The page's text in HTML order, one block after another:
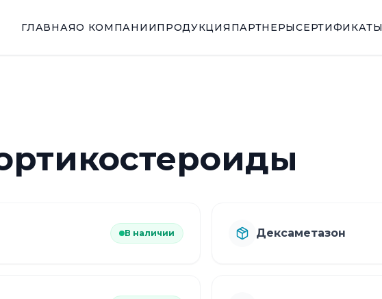
ГЛАВНАЯО КОМПАНИИПРОДУКЦИЯ ПАРТНЕРЫСЕРТИФИКАТЫ
В наличии Дексаметазон